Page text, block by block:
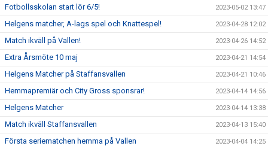
Fotbollsskolan start lör 6/5! 2023-05-02 13:47
Helgens matcher, A-lags spel och Knattespel! 2023-04-28 12:02
Match ikväll på Vallen! 2023-04-26 14:52
Extra Årsmöte 10 maj 2023-04-21 14:54
Helgens Matcher på Staffansvallen 2023-04-21 10:46
Hemmapremiär och City Gross sponsrar! 2023-04-14 14:56
Helgens Matcher 2023-04-14 13:38
Match ikväll Staffansvallen 2023-04-13 15:40
Första seriematchen hemma på Vallen 2023-04-04 14:25